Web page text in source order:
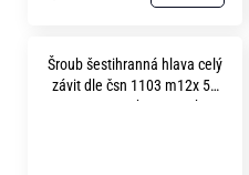
Šroub šestihranná hlava celý
závit dle čsn 1103 m12x 55
pevnost 5.8 bez povrchu